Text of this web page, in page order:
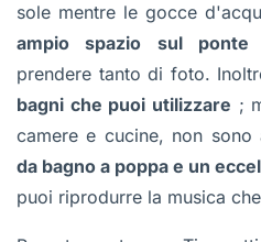
sole mentre le gocce
ampio spazio sul ponte
prendere tanto di foto.
bagni che puoi utilizzare ;
camere e cucine, non sono
da bagno a poppa e un
puoi riprodurre la musica